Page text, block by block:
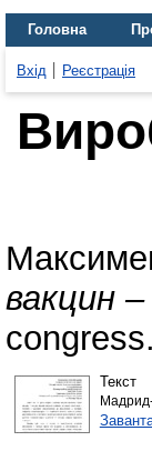
Головна
Вхід Реєстрація
вакцин
congress.
Текст